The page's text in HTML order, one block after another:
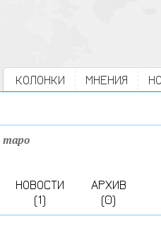
КОЛОНКИ МНЕНИЯ
таро
НОВОСТИ
(1)
АРХИВ
(0)